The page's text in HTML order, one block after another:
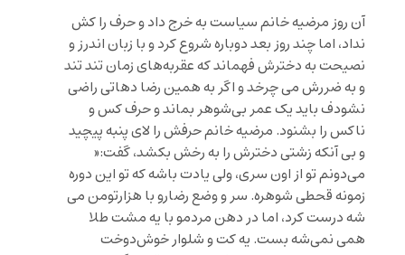
آن روز مرضیه خانم سیاست به خرج داد و حرف را کش
نداد، اما چند روز بعد دوباره شروع کرد و با زبان اندرز و
نصیحت به دخترش فهماند که عقربه‌هاى زمان تند تند
و به ضررش می‌ چرخد و اگر به همين رضا دهاتى راضی
نشودف باید یک عمر بی‌شوهر بماند و حرف کس و
ناکس را بشنود. مرضیه خانم حرفش را لای پنبه پیچید
و بی آنکه زشتی دخترش را به رخش بکشد، گفت:«
می‌دونم تو از اون سری، ولی یادت باشه که تو این دوره
زمونه قحطی شوهره. سر و وضع رضارو با هزارتومن می
شه درست کرد، اما در دهن مردمو با یه مشت طلا
همی نمی‌شه بست. یه کت و شلوار خوش‌دوخت